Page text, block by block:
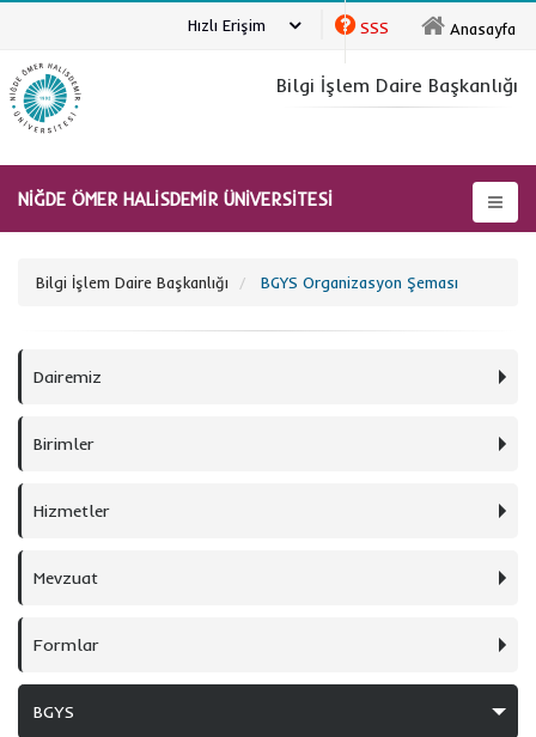
Anasayfa
SSS
Hızlı Erişim
NİĞDE ÖMER HALİSDEMİR ÜNİVERSİTESİ
Bilgi İşlem Daire Başkanlığı
Bilgi İşlem Daire Başkanlığı BGYS Organizasyon Şeması
Dairemiz
Birimler
Hizmetler
Mevzuat
Formlar
BGYS